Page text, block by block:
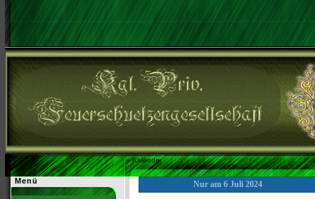
»Kalender
Menü Nur am 6 Juli 2024